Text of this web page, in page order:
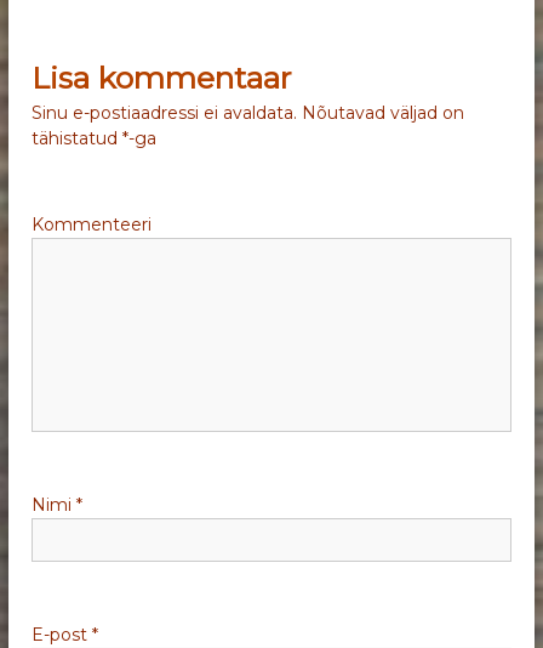
i
g
e
n
e
Lisa kommentaar
Sinu e-postiaadressi ei avaldata. Nõutavad väljad on
tähistatud*-ga
Kommenteeri
Nimi*
E-post*